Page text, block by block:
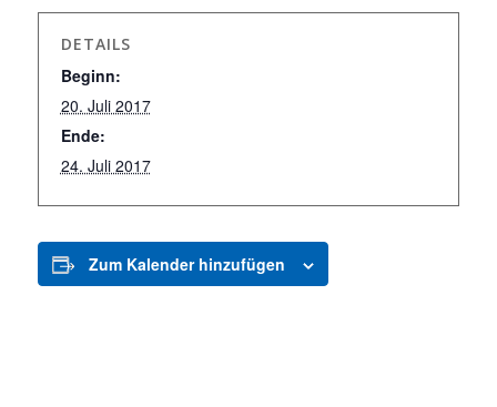
DETAILS
Beginn:
20. Juli 2017
Ende:
24. Juli 2017
Zum Kalender hinzufügen